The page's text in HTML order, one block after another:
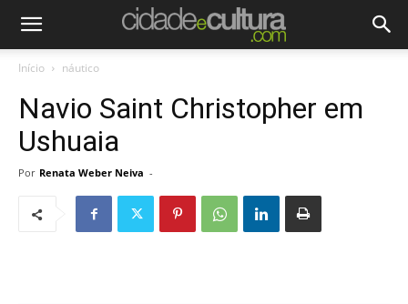
Início náutico
Navio Saint Christopher em
Ushuaia
Por Renata Weber Neiva -